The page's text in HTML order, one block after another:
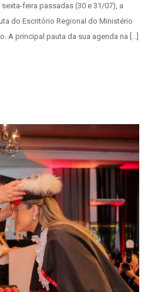
feira passadas (30 e 31/07), a
do Escritório Regional do Ministério
A principal pauta da sua agenda na […]